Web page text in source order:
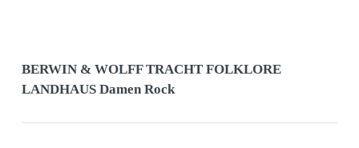
BERWIN & WOLFF TRACHT FOLKLORE
LANDHAUS Damen Rock